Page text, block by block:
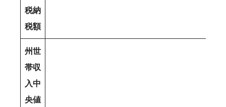
税納
税額
州世
帯収
入中
央値